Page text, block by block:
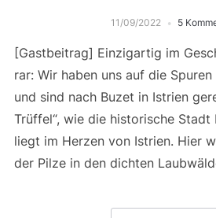
11/09/2022 5
[Gastbeitrag] Einzigartig im
rar: Wir haben uns auf die
und sind nach Buzet in Istrien
Trüffel“, wie die historische
liegt im Herzen von Istrien. Hier
der Pilze in den dichten